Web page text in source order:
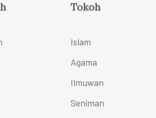
Tokoh
Islam
Agama
Ilmuwan
Seniman